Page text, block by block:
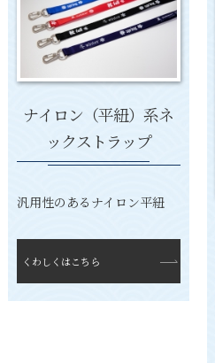
ナイロン（平紐）系ネ
ックストラップ
汎用性のあるナイロン平紐
くわしくはこちら